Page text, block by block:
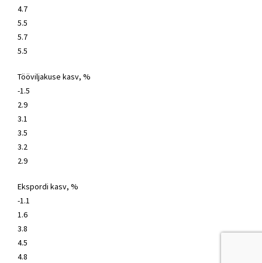
4.7
5.5
5.7
5.5
Tööviljakuse kasv, %
-1.5
2.9
3.1
3.5
3.2
2.9
Ekspordi kasv, %
-1.1
1.6
3.8
4.5
4.8